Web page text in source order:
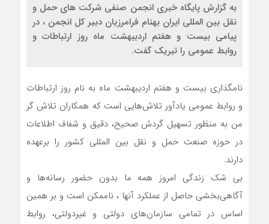
به گزارش پایگاه خبری انجمن صنفی شرکت های حمل و
نقل بین المللی ایران بهنام فرامرزیان دبیر کل انجمن ، در
پیامی بیست و هفتم اردیبهشت ماه روز ارتباطات و
روابط عمومی را تبریک گفت.
نامگذاری بیست و هفتم اردیبهشت ماه به نام روز ارتباطات
و روابط عمومی یادآور تلاش‌هایی است که همکاران تلاش گر
من به منظور تسهیل گردش صحیح، دقیق و شفاف اطلاعات
در حوزه صنعت حمل و نقل بین المللی کشور را برعهده
دارند.
بی شک زندگی امروز همه ما بدون حضور رسانه‌ها و
آگاهی‌بخشی حاصل از عملکرد آنها ، ناممکن است و بر همین
اساس در تمامی سازمان‌های دولتی و غیردولتی، روابط